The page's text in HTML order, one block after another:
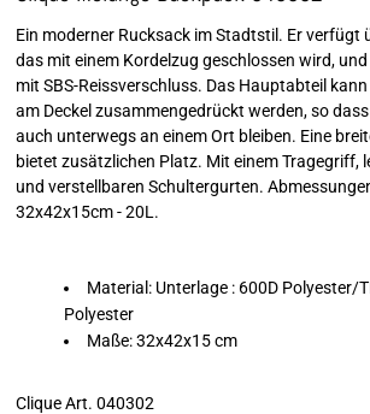
Ein moderner Rucksack im Stadtstil. Er verfügt
das mit einem Kordelzug geschlossen wird,
mit SBS-Reissverschluss. Das Hauptabteil
am Deckel zusammengedrückt werden, so
auch unterwegs an einem Ort bleiben. Eine
bietet zusätzlichen Platz. Mit einem Tragegriff,
und verstellbaren Schultergurten.
32x42x15cm - 20L.
Material: Unterlage : 600D Polyester/
Polyester
Maße: 32x42x15 cm
Clique Art. 040302